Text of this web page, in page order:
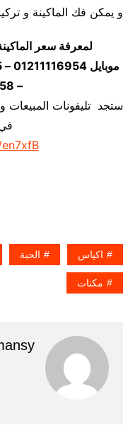
و يمكن فك الماكينة و
لمعرفة سعر
– 01211116958
ستجد تليفونات
اكياس الحبة
مكنات